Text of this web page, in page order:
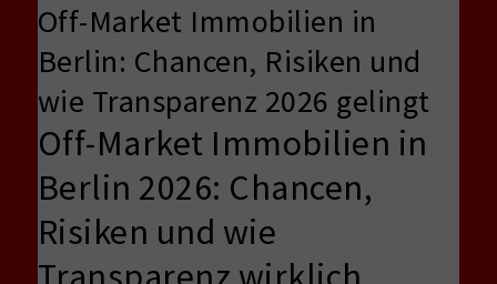
Off-Market Immobilien in
Berlin: Chancen, Risiken und
wie Transparenz 2026 gelingt
Off-Market Immobilien in
Berlin 2026: Chancen,
Risiken und wie